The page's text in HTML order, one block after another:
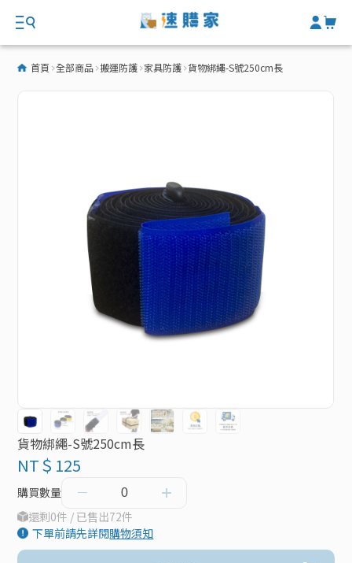
首頁 全部商品 搬運防護 家具防護 貨物綁繩-S號250cm長
貨物綁繩-S號250cm長
NT＄125
購買數量
還剩0件 / 已售出72件
下單前請先詳閱購物須知